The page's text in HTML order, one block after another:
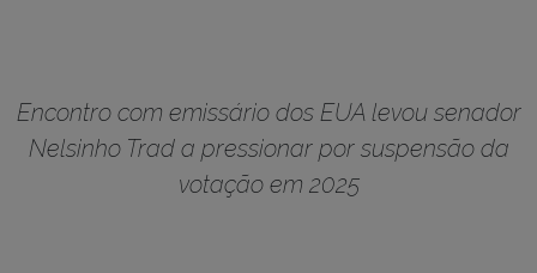
Encontro com emissário dos EUA levou senador
Nelsinho Trad a pressionar por suspensão da
votação em 2025